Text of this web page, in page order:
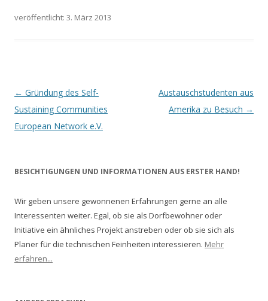
veröffentlicht: 3. März 2013
Artikel-Navigation
← Gründung des Self-
Sustaining Communities
European Network e.V.
Austauschstudenten aus
Amerika zu Besuch →
BESICHTIGUNGEN UND INFORMATIONEN AUS ERSTER HAND!
Wir geben unsere gewonnenen Erfahrungen gerne an alle
Interessenten weiter. Egal, ob sie als Dorfbewohner oder
Initiative ein ähnliches Projekt anstreben oder ob sie sich als
Planer für die technischen Feinheiten interessieren. Mehr
erfahren...